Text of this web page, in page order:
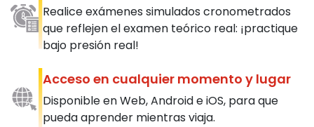
Realice exámenes simulados cronometrados
que reflejen el examen teórico real: ¡practique
bajo presión real!
Acceso en cualquier momento y lugar
Disponible en Web, Android e iOS, para que
pueda aprender mientras viaja.